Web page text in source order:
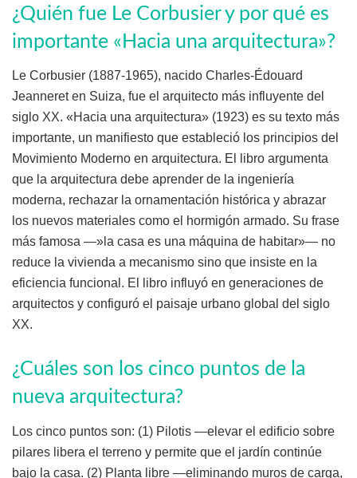
¿Quién fue Le Corbusier y por qué es
importante «Hacia una arquitectura»?
Le Corbusier (1887-1965), nacido Charles-Édouard
Jeanneret en Suiza, fue el arquitecto más influyente del
siglo XX. «Hacia una arquitectura» (1923) es su texto más
importante, un manifiesto que estableció los principios del
Movimiento Moderno en arquitectura. El libro argumenta
que la arquitectura debe aprender de la ingeniería
moderna, rechazar la ornamentación histórica y abrazar
los nuevos materiales como el hormigón armado. Su frase
más famosa —»la casa es una máquina de habitar»— no
reduce la vivienda a mecanismo sino que insiste en la
eficiencia funcional. El libro influyó en generaciones de
arquitectos y configuró el paisaje urbano global del siglo
XX.
¿Cuáles son los cinco puntos de la
nueva arquitectura?
Los cinco puntos son: (1) Pilotis —elevar el edificio sobre
pilares libera el terreno y permite que el jardín continúe
bajo la casa. (2) Planta libre —eliminando muros de carga,